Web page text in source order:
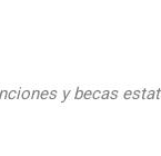
y becas